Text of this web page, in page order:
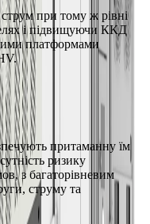
при тому ж рівні
і підвищуючи ККД
платформами
притаманну їм
ризику
з багаторівневим
струму та